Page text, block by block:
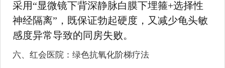
采用“显微镜下背深静脉白膜下埋箍+选择性
神经隔离”，既保证勃起硬度，又减少龟头敏
感度异常导致的同房失败。
六、红会医院：绿色抗氧化阶梯疗法